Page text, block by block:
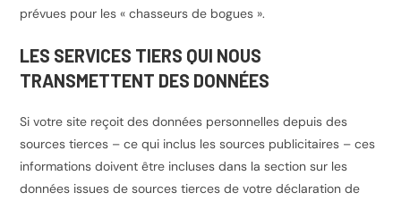
prévues pour les « chasseurs de bogues ».
LES SERVICES TIERS QUI NOUS
TRANSMETTENT DES DONNÉES
Si votre site reçoit des données personnelles depuis des
sources tierces – ce qui inclus les sources publicitaires – ces
informations doivent être incluses dans la section sur les
données issues de sources tierces de votre déclaration de